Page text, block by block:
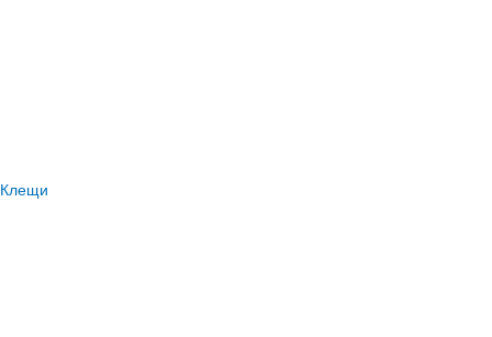
Клещи